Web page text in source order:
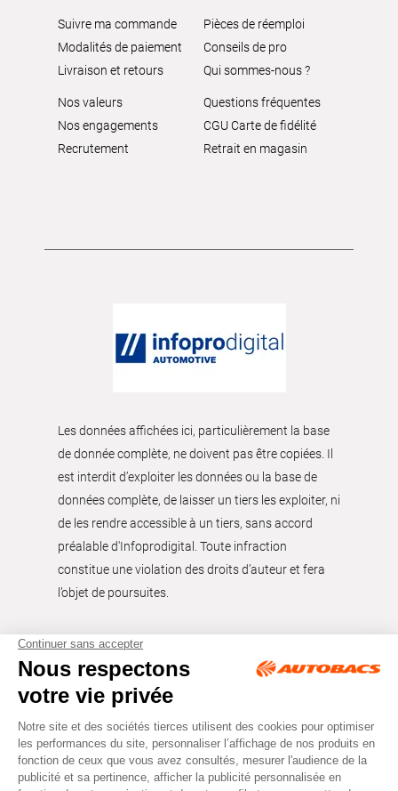
Suivre ma commande
Modalités de paiement
Livraison et retours
Pièces de réemploi
Conseils de pro
Qui sommes-nous ?
Nos valeurs
Nos engagements
Recrutement
Questions fréquentes
CGU Carte de fidélité
Retrait en magasin
Les données affichées ici, particulièrement la base
de donnée complète, ne doivent pas être copiées. Il
est interdit d’exploiter les données ou la base de
données complète, de laisser un tiers les exploiter, ni
de les rendre accessible à un tiers, sans accord
préalable d'Infoprodigital. Toute infraction
constitue une violation des droits d’auteur et fera
l’objet de poursuites.
Tous droits réservés © Autobacs